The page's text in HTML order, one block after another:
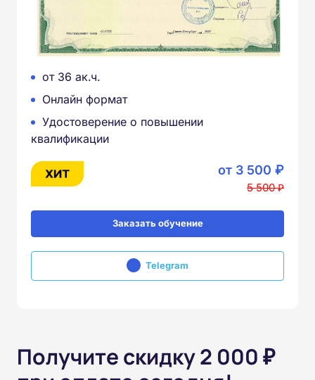
от 36 ак.ч.
Онлайн формат
Удостоверение о повышении
квалификации
от 3 500 ₽
5 500 ₽
Заказать обучение
Telegram
Получите скидку 2 000 ₽